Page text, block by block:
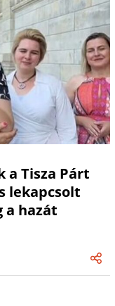
a Tisza Párt
lekapcsolt
hazát